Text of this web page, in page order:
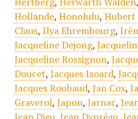
Hollande, Honolulu, Hubert
Claus, Ilya Ehrembourg,
Jacqueline Dejong,
Jacqueline Rossignon,
Doucet, Jacques Isoard,
Jacques Roubaud, Jan Cox,
Graverol, Japon, Jarnac,